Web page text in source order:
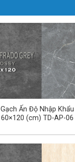
Gạch Ấn Độ Nhập Khẩu
60×120 (cm) TD-AP-06